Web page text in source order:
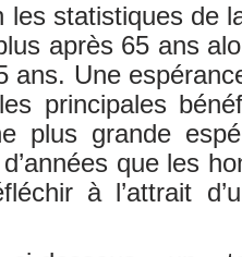
les statistiques de
après 65 ans
ans. Une
principales
plus grande
que les
à l’attrait